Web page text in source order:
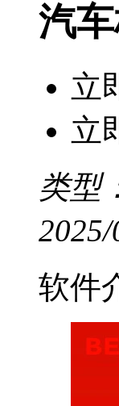
汽
立
立
类型
软件